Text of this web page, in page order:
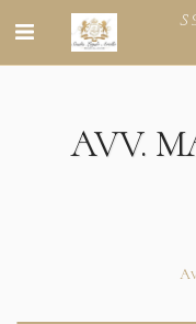
AVV.